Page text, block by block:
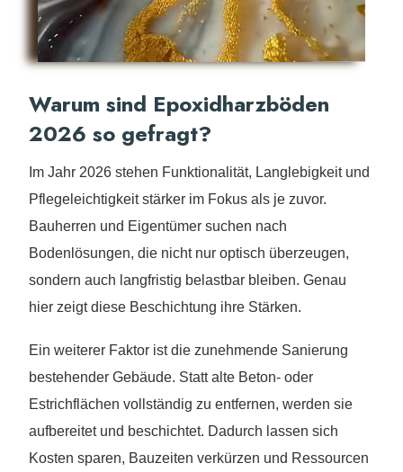
Warum sind Epoxidharzböden
2026 so gefragt?
Im Jahr 2026 stehen Funktionalität, Langlebigkeit und
Pflegeleichtigkeit stärker im Fokus als je zuvor.
Bauherren und Eigentümer suchen nach
Bodenlösungen, die nicht nur optisch überzeugen,
sondern auch langfristig belastbar bleiben. Genau
hier zeigt diese Beschichtung ihre Stärken.
Ein weiterer Faktor ist die zunehmende Sanierung
bestehender Gebäude. Statt alte Beton- oder
Estrichflächen vollständig zu entfernen, werden sie
aufbereitet und beschichtet. Dadurch lassen sich
Kosten sparen, Bauzeiten verkürzen und Ressourcen